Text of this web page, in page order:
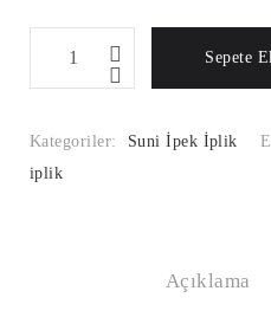
Renk
Kodu:7003
Sepete
Kategoriler: Suni İpek İplik
iplik
Açıklama